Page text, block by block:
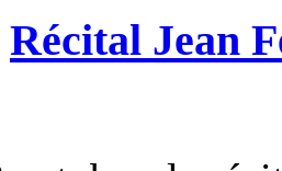
Récital Jean